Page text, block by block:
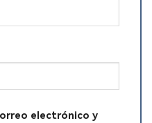
electrónico y